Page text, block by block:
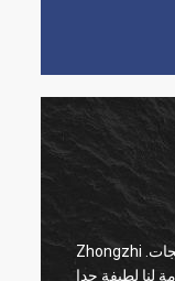
Zhongzhi جيد حقا على تصميم وتصنيع المنتجات.